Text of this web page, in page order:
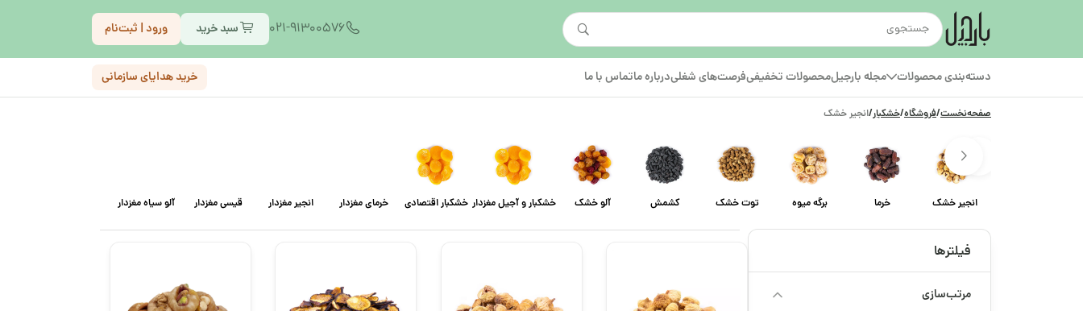
021-91300576 سبد خرید ورود | ثبت‌نام
دسته‌بندی محصولات مجله بارجیلمحصولات تخفیفیفرصت‌های شغلیدرباره ماتماس با ما خرید هدایای سازمانی
صفحه‌نخست/فروشگاه/خشکبار/انجیر خشک
انجیر خشک خرما برگه میوه توت خشک کشمش آلو خشک خشکبار و آجیل مغزدار خشکبار اقتصادی خرمای مغزدار انجیر مغزدار قیسی مغزدار آلو سیاه مغزدار
فیلترها
مرتب‌سازی